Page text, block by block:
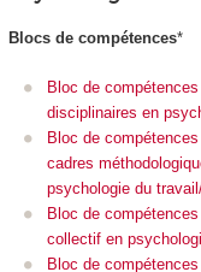
Blocs de compétences*
Bloc de
disciplinaires en
Bloc de
cadres
psychologie du
Bloc de
collectif en
Bloc de